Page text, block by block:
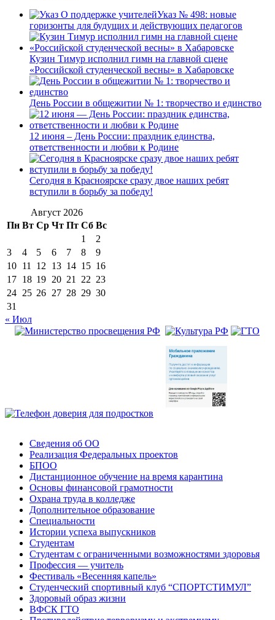
Указ № 498: новые
горизонты для будущих и действующих педагогов
Кузин Тимур исполнил гимн на главной сцене
«Российской студенческой весны» в Хабаровске
День России в общежитии № 1: творчество и единство
12 июня – День России: праздник единства,
ответственности и любви к Родине
Сегодня в Красноярске сразу двое наших ребят
вступили в борьбу за победу!
Август 2026
Пн Вт Ср Чт Пт Сб Вс
1
2
3
4 5 6 7 8
9
10 11 12 13 14 15 16
17 18 19 20 21 22 23
24 25 26 27 28 29 30
31
« Июл
Сведения об ОО
Реализация Федеральных проектов
БПОО
Дистанционное обучение на время карантина
Основы финансовой грамотности
Охрана труда в колледже
Дополнительное образование
Специальности
Истории успеха выпускников
Студентам
Студентам с ограниченными возможностями здоровья
Профессия — учитель
Фестиваль «Весенняя капель»
Студенческий спортивный клуб “СПОРТСТИМУЛ”
Здоровый образ жизни
ВФСК ГТО